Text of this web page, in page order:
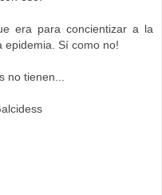
era para concientizar a la
epidemia. Sí como no!
no tienen...